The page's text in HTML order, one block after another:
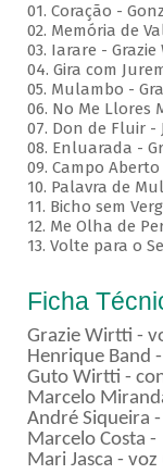
01. Coração -
02. Memória de
03. Iarare -
04. Gira com
05. Mulambo -
06. No Me Llores
07. Don de Fluir -
08. Enluarada -
09. Campo
10. Palavra de
11. Bicho sem
12. Me Olha de
13. Volte para o
Ficha
Grazie Wirtti -
Henrique Band
Guto Wirtti -
Marcelo
André Siqueira
Marcelo Costa
Mari Jasca -